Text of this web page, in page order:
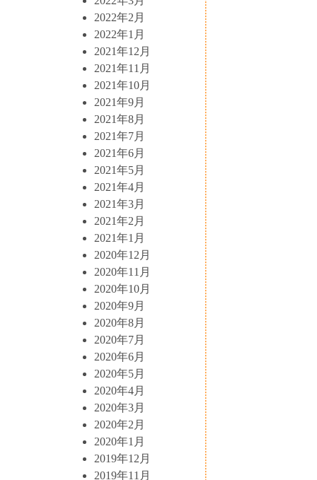
2022年2月
2022年1月
2021年12月
2021年11月
2021年10月
2021年9月
2021年8月
2021年7月
2021年6月
2021年5月
2021年4月
2021年3月
2021年2月
2021年1月
2020年12月
2020年11月
2020年10月
2020年9月
2020年8月
2020年7月
2020年6月
2020年5月
2020年4月
2020年3月
2020年2月
2020年1月
2019年12月
2019年11月